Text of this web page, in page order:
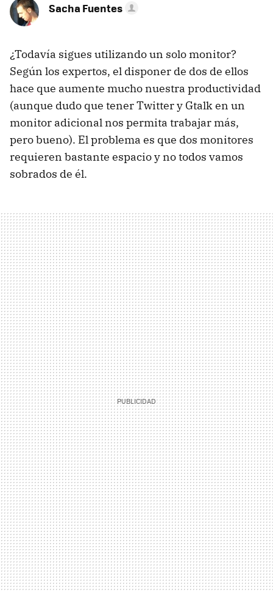
Sacha Fuentes
¿Todavía sigues utilizando un solo monitor?
Según los expertos, el disponer de dos de ellos
hace que aumente mucho nuestra productividad
(aunque dudo que tener Twitter y Gtalk en un
monitor adicional nos permita trabajar más,
pero bueno). El problema es que dos monitores
requieren bastante espacio y no todos vamos
sobrados de él.